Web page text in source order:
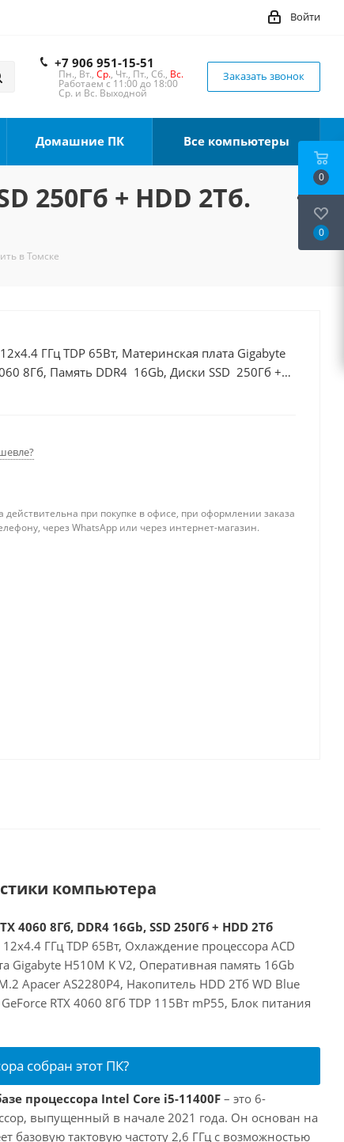
Войти
+7 906 951-15-51
Пн., Вт., Ср., Чт., Пт., Сб., Вс.
Работаем с 11:00 до 18:00
Ср. и Вс. Выходной
Заказать звонок
Домашние ПК Все компьютеры
250Гб + HDD 2Тб.
в Томске
ГГц TDP 65Вт, Материнская плата Gigabyte
8Гб, Память DDR4 16Gb, Диски SSD 250Гб +
действительна при покупке в офисе, при оформлении заказа
через WhatsApp или через интернет-магазин.
компьютера
4060 8Гб, DDR4 16Gb, SSD 250Гб + HDD 2Тб
ГГц TDP 65Вт, Охлаждение процессора ACD
Gigabyte H510M K V2, Оперативная память 16Gb
Apacer AS2280P4, Накопитель HDD 2Тб WD Blue
RTX 4060 8Гб TDP 115Вт mP55, Блок питания
собран этот ПК?
процессора Intel Core i5-11400F – это 6-
выпущенный в начале 2021 года. Он основан на
базовую тактовую частоту 2,6 ГГц с возможностью
0
0